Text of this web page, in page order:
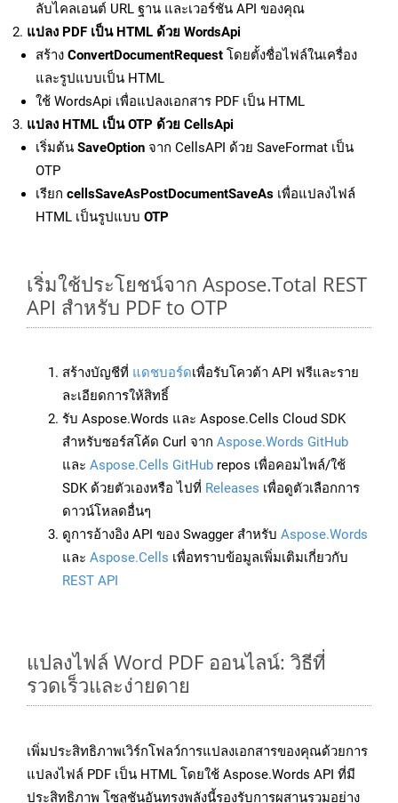
ลับไคลเอนต์ URL ฐาน และเวอร์ชัน API ของคุณ
แปลง PDF เป็น HTML ด้วย WordsApi
สร้าง ConvertDocumentRequest โดยตั้งชื่อไฟล์ในเครื่อง
และรูปแบบเป็น HTML
ใช้ WordsApi เพื่อแปลงเอกสาร PDF เป็น HTML
แปลง HTML เป็น OTP ด้วย CellsApi
เริ่มต้น SaveOption จาก CellsAPI ด้วย SaveFormat เป็น
OTP
เรียก cellsSaveAsPostDocumentSaveAs เพื่อแปลงไฟล์
HTML เป็นรูปแบบ OTP
เริ่มใช้ประโยชน์จาก Aspose.Total REST
API สำหรับ PDF to OTP
สร้างบัญชีที่ แดชบอร์ดเพื่อรับโควต้า API ฟรีและราย
ละเอียดการให้สิทธิ์
รับ Aspose.Words และ Aspose.Cells Cloud SDK
สำหรับซอร์สโค้ด Curl จาก Aspose.Words GitHub
และ Aspose.Cells GitHub repos เพื่อคอมไพล์/ใช้
SDK ด้วยตัวเองหรือ ไปที่ Releases เพื่อดูตัวเลือกการ
ดาวน์โหลดอื่นๆ
ดูการอ้างอิง API ของ Swagger สำหรับ Aspose.Words
และ Aspose.Cells เพื่อทราบข้อมูลเพิ่มเติมเกี่ยวกับ
REST API
แปลงไฟล์ Word PDF ออนไลน์: วิธีที่
รวดเร็วและง่ายดาย
เพิ่มประสิทธิภาพเวิร์กโฟลว์การแปลงเอกสารของคุณด้วยการ
แปลงไฟล์ PDF เป็น HTML โดยใช้ Aspose.Words API ที่มี
ประสิทธิภาพ โซลูชันอันทรงพลังนี้รองรับการผสานรวมอย่าง